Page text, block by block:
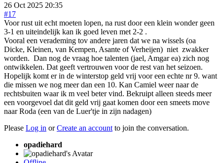
26 Oct 2025 20:35
#17
Voor rust uit echt moeten lopen, na rust door een klein wonder geen
3-1 en uiteindelijk kan ik goed leven met 2-2 .
Vooral een verademing tov andere jaren dat we na wissels (oa
Dicke, Kleinen, van Kempen, Asante of Verheijen) niet zwakker
worden. Dan nog de vraag hoe talenten (jael, Amgar ea) zich nog
ontwikkelen. Dat geeft vertrouwen voor de rest van het seizoen.
Hopelijk komt er in de winterstop geld vrij voor een echte nr 9. want
die missen we nog meer dan een 10. Kan Camiel weer naar de
rechtsbuiten waar ik m veel beter vind. Bekruipt alleen steeds meer
een voorgevoel dat dit geld vrij gaat komen door een smeets move
naar Roda (een van de Luer'tje in zijn nadagen)
Please Log in orCreate an account to join the conversation.
opadiehard